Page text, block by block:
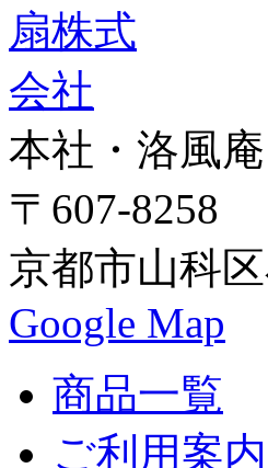
本社・洛風
〒607-8258
京都市山科
Google Map
商品一覧
ご利用案内